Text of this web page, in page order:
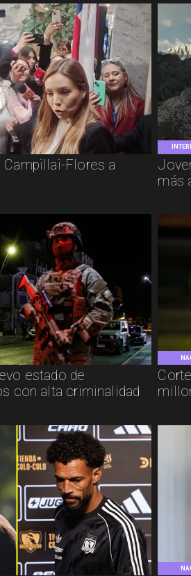
Campillai-Flores a
más
estado de
con alta criminalidad